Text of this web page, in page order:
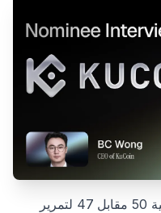
صوّت مجلس الشيوخ الأمريكي بأغلبية 50 مقابل 47 لتمرير